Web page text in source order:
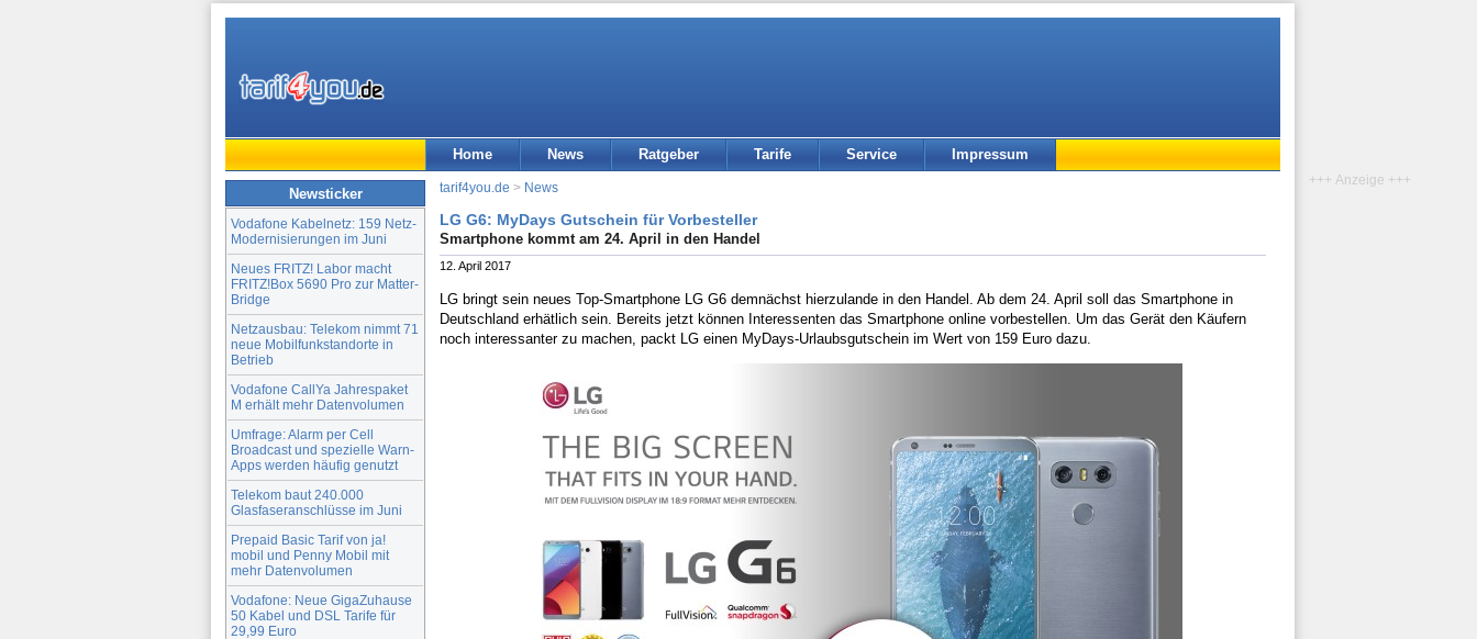
Home News Ratgeber Tarife Service Impressum
Newsticker
Vodafone Kabelnetz: 159 Netz-
Modernisierungen im Juni
Neues FRITZ! Labor macht
FRITZ!Box 5690 Pro zur Matter-
Bridge
Netzausbau: Telekom nimmt 71
neue Mobilfunkstandorte in
Betrieb
Vodafone CallYa Jahrespaket
M erhält mehr Datenvolumen
Umfrage: Alarm per Cell
Broadcast und spezielle Warn-
Apps werden häufig genutzt
Telekom baut 240.000
Glasfaseranschlüsse im Juni
Prepaid Basic Tarif von ja!
mobil und Penny Mobil mit
mehr Datenvolumen
Vodafone: Neue GigaZuhause
50 Kabel und DSL Tarife für
29,99 Euro
tarif4you.de > News
LG G6: MyDays Gutschein für Vorbesteller
Smartphone kommt am 24. April in den Handel
12. April 2017
LG bringt sein neues Top-Smartphone LG G6 demnächst hierzulande in den Handel. Ab dem 24. April soll das Smartphone in
Deutschland erhätlich sein. Bereits jetzt können Interessenten das Smartphone online vorbestellen. Um das Gerät den Käufern
noch interessanter zu machen, packt LG einen MyDays-Urlaubsgutschein im Wert von 159 Euro dazu.
+++ Anzeige +++